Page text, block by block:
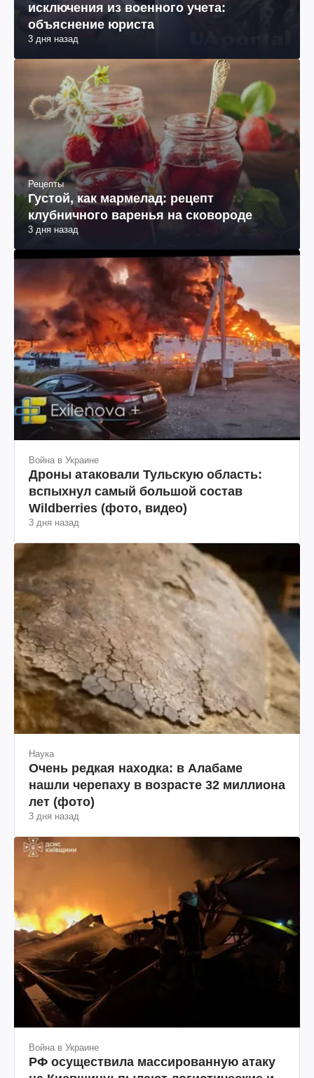
исключения из военного учета:
объяснение юриста
3 дня назад
Рецепты
Густой, как мармелад: рецепт
клубничного варенья на сковороде
3 дня назад
Война в Украине
Дроны атаковали Тульскую область:
вспыхнул самый большой состав
Wildberries (фото, видео)
3 дня назад
Наука
Очень редкая находка: в Алабаме
нашли черепаху в возрасте 32 миллиона
лет (фото)
3 дня назад
Война в Украине
РФ осуществила массированную атаку